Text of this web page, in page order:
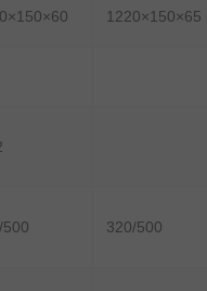
1220×150×65
500 320/500